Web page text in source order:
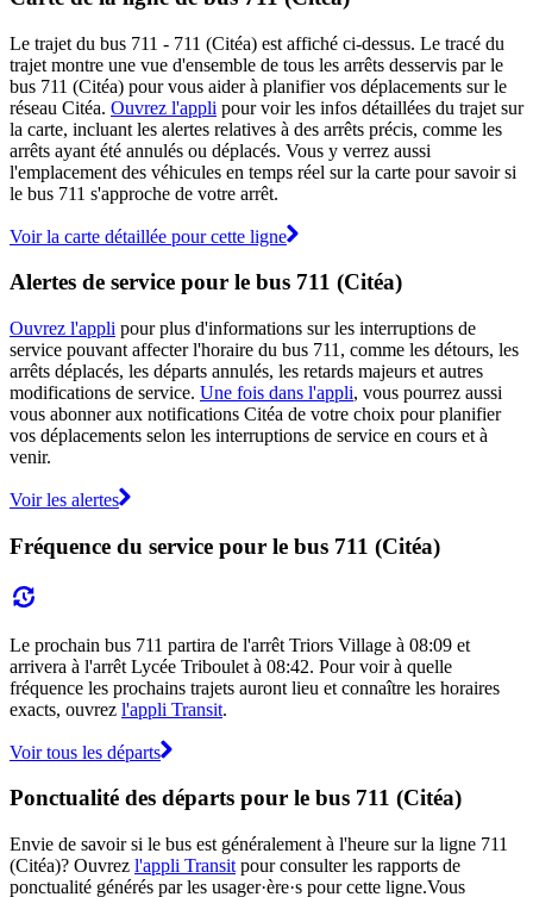
Le trajet du bus 711 - 711 (Citéa) est affiché ci-dessus. Le tracé du
trajet montre une vue d'ensemble de tous les arrêts desservis par le
bus 711 (Citéa) pour vous aider à planifier vos déplacements sur le
réseau Citéa. Ouvrez l'appli pour voir les infos détaillées du trajet sur
la carte, incluant les alertes relatives à des arrêts précis, comme les
arrêts ayant été annulés ou déplacés. Vous y verrez aussi
l'emplacement des véhicules en temps réel sur la carte pour savoir si
le bus 711 s'approche de votre arrêt.
Voir la carte détaillée pour cette ligne
Alertes de service pour le bus 711 (Citéa)
Ouvrez l'appli pour plus d'informations sur les interruptions de
service pouvant affecter l'horaire du bus 711, comme les détours, les
arrêts déplacés, les départs annulés, les retards majeurs et autres
modifications de service. Une fois dans l'appli, vous pourrez aussi
vous abonner aux notifications Citéa de votre choix pour planifier
vos déplacements selon les interruptions de service en cours et à
venir.
Voir les alertes
Fréquence du service pour le bus 711 (Citéa)
Le prochain bus 711 partira de l'arrêt Triors Village à 08:09 et
arrivera à l'arrêt Lycée Triboulet à 08:42. Pour voir à quelle
fréquence les prochains trajets auront lieu et connaître les horaires
exacts, ouvrez l'appli Transit.
Voir tous les départs
Ponctualité des départs pour le bus 711 (Citéa)
Envie de savoir si le bus est généralement à l'heure sur la ligne 711
(Citéa)? Ouvrez l'appli Transit pour consulter les rapports de
ponctualité générés par les usager·ère·s pour cette ligne.Vous